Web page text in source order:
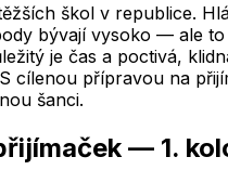
škol v republice.
bývají vysoko — ale
je čas a poctivá,
cílenou přípravou na
šanci.
— 1.